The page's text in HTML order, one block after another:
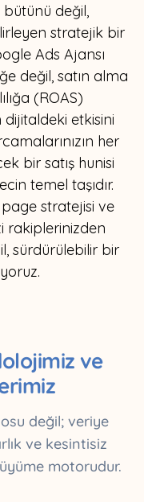
değil,
stratejik bir
Ads Ajansı
değil, satın alma
(ROAS)
etkisini
her
bir satış hunisi
temel taşıdır.
stratejisi ve
rakiplerinizden
sürdürülebilir bir
ve
değil; veriye
ve kesintisiz
motorudur.